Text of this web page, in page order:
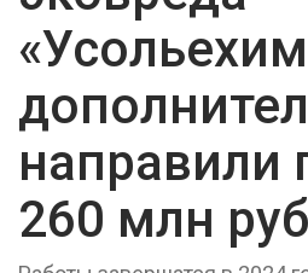
направили
260 млн